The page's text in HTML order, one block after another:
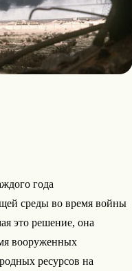
года
среды во время войны
это решение, она
вооруженных
ресурсов на